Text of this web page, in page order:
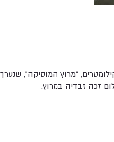
“מרוץ המוסיקה”, שנערך